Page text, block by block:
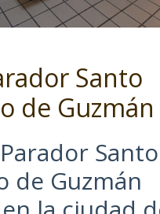
Santo
de Guzmán
Santo
de Guzmán